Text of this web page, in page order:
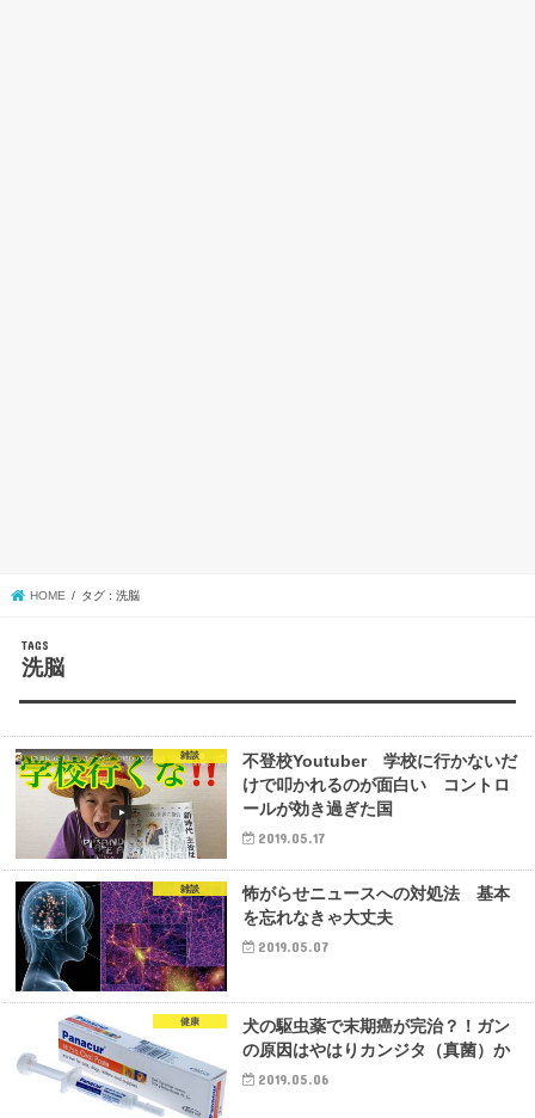
HOME タグ : 洗脳
洗脳
雑談
不登校Youtuber 学校に行かないだ
けで叩かれるのが面白い コントロ
ールが効き過ぎた国
2019.05.17
雑談
怖がらせニュースへの対処法 基本
を忘れなきゃ大丈夫
2019.05.07
健康
犬の駆虫薬で末期癌が完治？！ガン
の原因はやはりカンジタ（真菌）か
2019.05.06